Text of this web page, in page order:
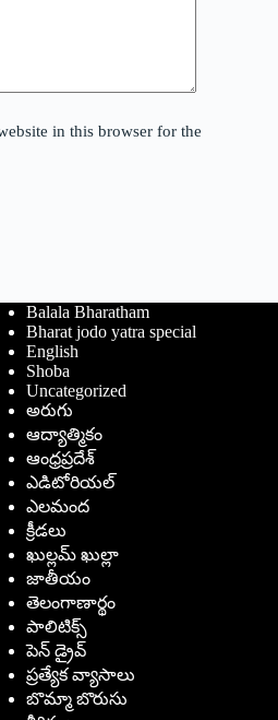
in this browser for the
Balala Bharatham
Bharat jodo yatra special
English
Shoba
Uncategorized
అరుగు
ఆద్యాత్మికం
ఆంధ్రప్రదేశ్
ఎడిటోరియల్
ఎలమంద
క్రీడలు
ఖుల్లమ్ ఖుల్లా
జాతీయం
తెలంగాణార్థం
పాలిటిక్స్
పెన్ డ్రైవ్
ప్రత్యేక వ్యాసాలు
బొమ్మా బొరుసు